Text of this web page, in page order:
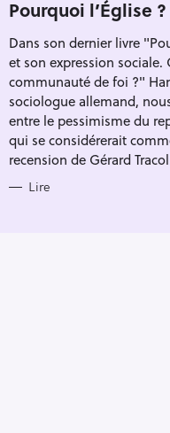
T
E
O
R
I
E
S
Pourquoi l’Église
Dans son dernier livre
et son expression
communauté de foi ?"
sociologue allemand,
entre le pessimisme du
qui se considérerait
recension de Gérard
Lire
Pour effacer la